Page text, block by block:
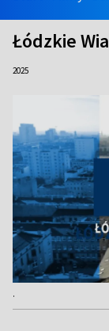
Łódzkie
2025
.